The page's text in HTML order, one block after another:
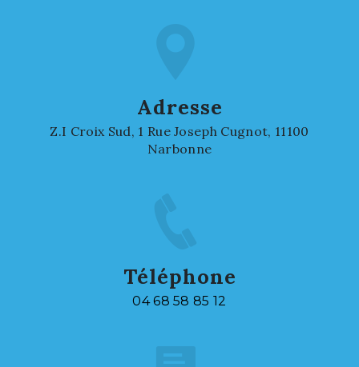
Adresse
Z.I Croix Sud, 1 Rue Joseph Cugnot, 11100
Narbonne
Téléphone
04 68 58 85 12